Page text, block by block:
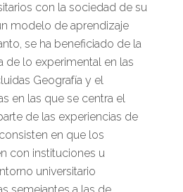
con la sociedad de su
modelo de aprendizaje
se ha beneficiado de la
de lo experimental en las
Geografía y el
en las que se centra el
de las experiencias de
en que los
con instituciones u
universitario